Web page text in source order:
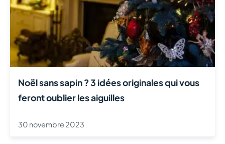
Noël sans sapin ? 3 idées originales qui vous
feront oublier les aiguilles
30 novembre 2023